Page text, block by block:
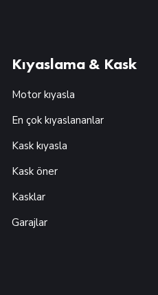
Kıyaslama & Kask
Motor kıyasla
En çok kıyaslananlar
Kask kıyasla
Kask öner
Kasklar
Garajlar